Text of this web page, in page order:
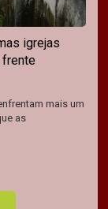
igrejas
frente
mais um
as